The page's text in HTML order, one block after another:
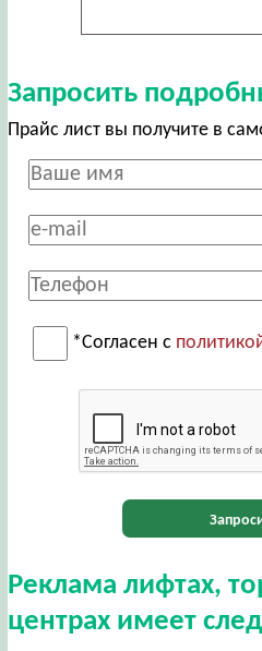
Запросить
Прайс лист вы получите в
*Согласен с
Реклама лифтах,
центрах имеет